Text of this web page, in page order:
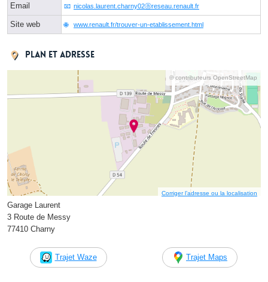
Email nicolas.laurent.charny02ⓐreseau.renault.fr
Site web www.renault.fr/trouver-un-etablissement.html
Plan et adresse
© contributeurs OpenStreetMap
Corriger l’adresse ou la localisation
Garage Laurent
3 Route de Messy
77410 Charny
Trajet Waze Trajet Maps